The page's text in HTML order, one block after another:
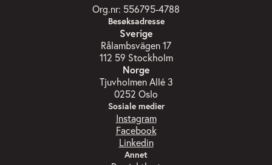
Org.nr: 556795-4788
Besøksadresse
Sverige
Rålambsvägen 17
112 59 Stockholm
Norge
Tjuvholmen Allé 3
0252 Oslo
Sosiale medier
Instagram
Facebook
Linkedin
Annet